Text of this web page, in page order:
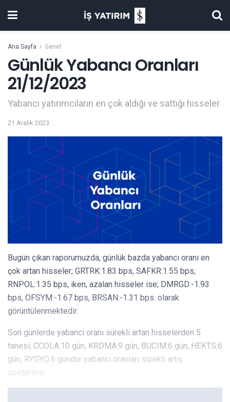
Ana Sayfa Genel
Günlük Yabancı Oranları
21/12/2023
Yabancı yatırımcıların en çok aldığı ve sattığı hisseler
21 Aralık 2023
Bugün çıkan raporumuzda, günlük bazda yabancı oranı en
çok artan hisseler; GRTRK:1.83 bps, SAFKR:1.55 bps,
RNPOL:1.35 bps, iken, azalan hisseler ise; DMRGD:-1.93
bps, OFSYM:-1.67 bps, BRSAN:-1.31 bps. olarak
görüntülenmektedir.
Son günlerde yabancı oranı sürekli artan hisselerden 5
tanesi; CCOLA:10 gün, KRDMA:9 gün, BUCIM:6 gün, HEKTS:6
gün, RYGYO:6 gündür yabancı oranları sürekli artış
gösteriyor.